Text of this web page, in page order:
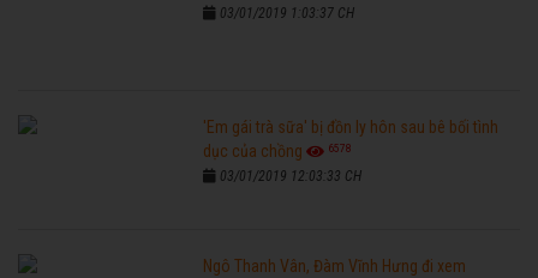
03/01/2019 1:03:37 CH
'Em gái trà sữa' bị đồn ly hôn sau bê bối tình
dục của chồng
6578
03/01/2019 12:03:33 CH
Ngô Thanh Vân, Đàm Vĩnh Hưng đi xem